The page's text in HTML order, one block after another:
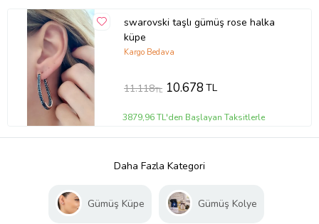
swarovski taşlı gümüş rose halka
küpe
Kargo Bedava
11.118TL 10.678TL
3879,96 TL'den Başlayan Taksitlerle
Daha Fazla Kategori
Gümüş Küpe Gümüş Kolye